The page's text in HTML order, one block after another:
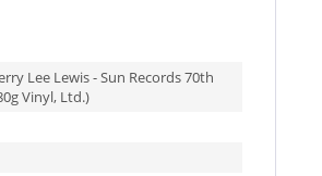
Lee Lewis - Sun Records 70th
Vinyl, Ltd.)